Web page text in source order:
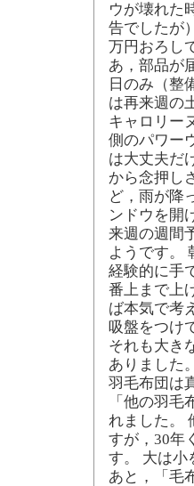
ウが壊れた
告でしたが
万円おろし
あ，部品が
日のみ（整
は再来週の
キャロリー
側のパワー
は大丈夫だ
から念押し
ど，雨が降
ンドウを開
来週の週間
ようです。
経験的に手
番上まで上
ば本気で考
吸盤をつけ
それも大き
ありました
羽毛布団は
「他の羽
れました。
すが，30年
す。 大は小
あと，「毛